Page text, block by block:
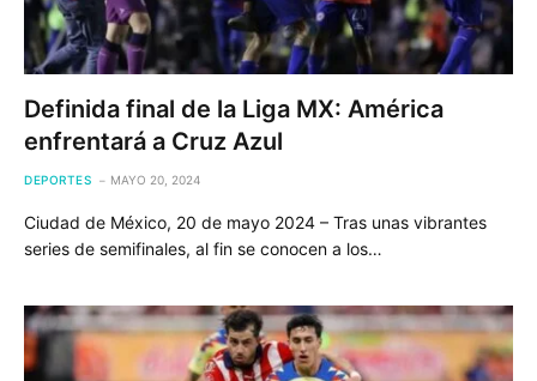
Definida final de la Liga MX: América
enfrentará a Cruz Azul
DEPORTES MAYO 20, 2024
Ciudad de México, 20 de mayo 2024 – Tras unas vibrantes
series de semifinales, al fin se conocen a los…